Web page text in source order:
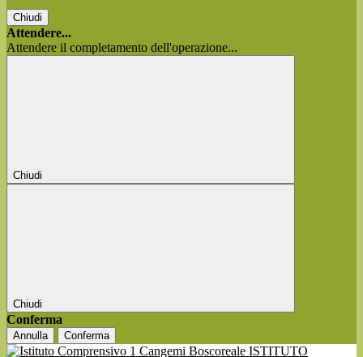
Chiudi
Attendere...
Attendere il completamento dell'operazione...
Chiudi
Chiudi
Conferma
Annulla Conferma
ISTITUTO